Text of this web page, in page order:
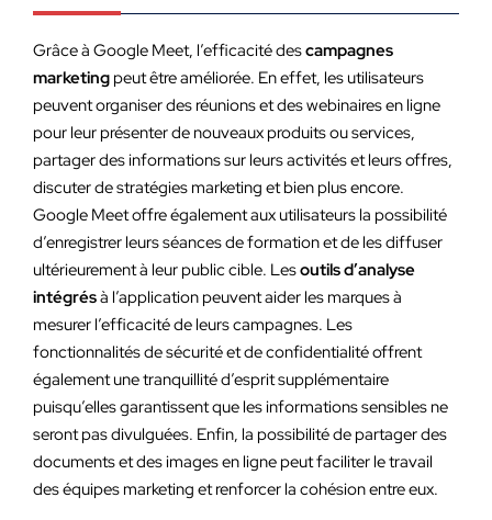
Grâce à Google Meet, l’efficacité descampagnes
marketing peut être améliorée. En effet, les utilisateurs
peuvent organiser des réunions et des webinaires en ligne
pour leur présenter de nouveaux produits ou services,
partager des informations sur leurs activités et leurs offres,
discuter de stratégies marketing et bien plus encore.
Google Meet offre également aux utilisateurs la possibilité
d’enregistrer leurs séances de formation et de les diffuser
ultérieurement à leur public cible. Lesoutils d’analyse
intégrésà l’application peuvent aider les marques à
mesurer l’efficacité de leurs campagnes. Les
fonctionnalités de sécurité et de confidentialité offrent
également une tranquillité d’esprit supplémentaire
puisqu’elles garantissent que les informations sensibles ne
seront pas divulguées. Enfin, la possibilité de partager des
documents et des images en ligne peut faciliter le travail
des équipes marketing et renforcer la cohésion entre eux.